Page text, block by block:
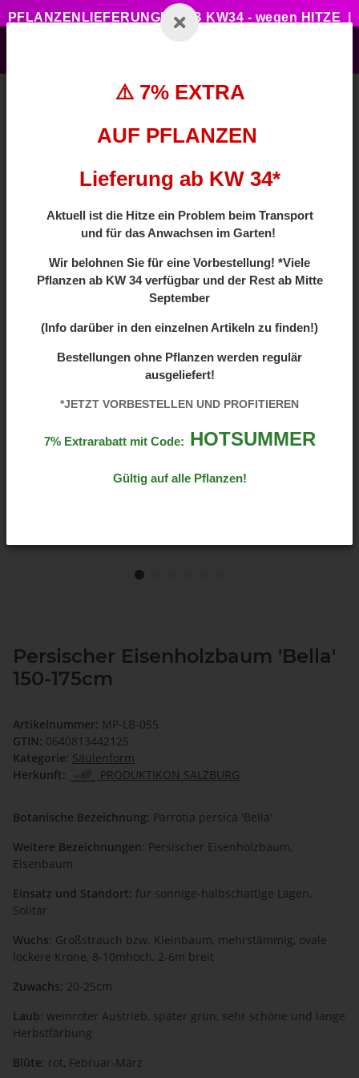
PFLANZENLIEFERUNGEN AB KW34 - wegen HITZE |
⚠️ 7% EXTRA
AUF PFLANZEN
Lieferung ab KW 34*
Aktuell ist die Hitze ein Problem beim Transport
und für das Anwachsen im Garten!
Wir belohnen Sie für eine Vorbestellung! *Viele
Pflanzen ab KW 34 verfügbar und der Rest ab Mitte
September
(Info darüber in den einzelnen Artikeln zu finden!)
Bestellungen ohne Pflanzen werden regulär
ausgeliefert!
*JETZT VORBESTELLEN UND PROFITIEREN
7% Extrarabatt mit Code: HOTSUMMER
Gültig auf alle Pflanzen!
Persischer Eisenholzbaum 'Bella'
150-175cm
Artikelnummer: MP-LB-055
GTIN: 0640813442125
Kategorie: Säulenform
Herkunft:
PRODUKTIKON SALZBURG
Botanische Bezeichnung: Parrotia persica 'Bella'
Weitere Bezeichnungen: Persischer Eisenholzbaum,
Eisenbaum
Einsatz und Standort: für sonnige-halbschattige Lagen,
Solitär
Wuchs: Großstrauch bzw. Kleinbaum, mehrstämmig, ovale
lockere Krone, 8-10mhoch, 2-6m breit
Zuwachs: 20-25cm
Laub: weinroter Austrieb, später grün, sehr schöne und lange
Herbstfärbung
Blüte: rot, Februar-März